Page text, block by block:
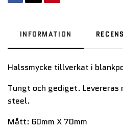
INFORMATION
Halssmycke tillverkat i
Tungt och gediget. Levereras
steel.
Mått: 60mm X 70mm